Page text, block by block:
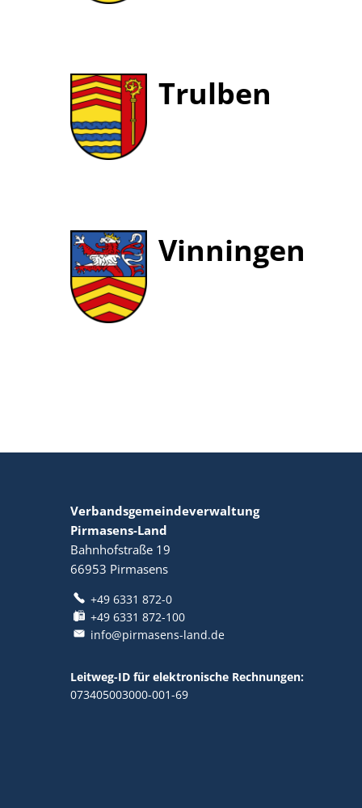
Trulben
Vinningen
Verbandsgemeindeverwaltung
Pirmasens-Land
Bahnhofstraße 19
66953 Pirmasens
+49 6331 872-0
+49 6331 872-100
info@pirmasens-land.de
Leitweg-ID für elektronische Rechnungen:
073405003000-001-69